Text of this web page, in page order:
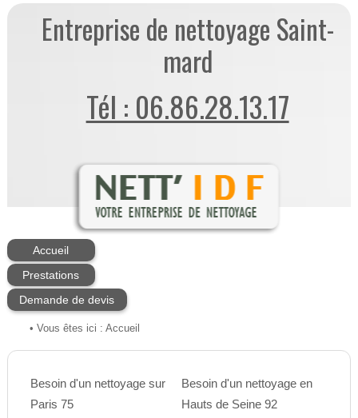
Entreprise de nettoyage Saint-
mard
Tél : 06.86.28.13.17
Accueil
Prestations
Demande de devis
• Vous êtes ici : Accueil
Besoin d'un nettoyage sur
Paris 75
Besoin d'un nettoyage en
Hauts de Seine 92